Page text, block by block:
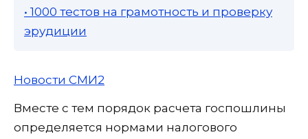
• 1000 тестов на грамотность и проверку
эрудиции
Новости СМИ2
Вместе с тем порядок расчета госпошлины
определяется нормами налогового